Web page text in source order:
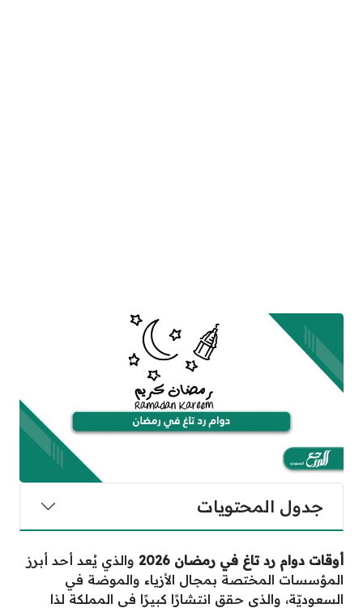
جدول المحتويات
أوقات دوام رد تاغ في رمضان 2026 والذي يُعد أحد أبرز
المؤسسات المختصة بمجال الأزياء والموضة في
السعوديّة، والذي حقق انتشارًا كبيرًا في المملكة لذا